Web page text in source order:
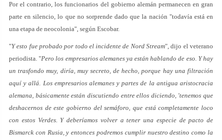
Por el contrario, los funcionarios del gobierno alemán permanecen en gran
parte en silencio, lo que no sorprende dado que la nación "todavía está en
una etapa de neocolonia", según Escobar.
"Y esto fue probado por todo el incidente de Nord Stream", dijo el veterano
periodista. "Pero los empresarios alemanes ya están hablando de eso. Y hay
un trasfondo muy, diría, muy secreto, de hecho, porque hay una filtración
aquí y allá. Los empresarios alemanes y partes de la antigua aristocracia
alemana, básicamente están discutiendo entre ellos diciendo, 'tenemos que
deshacernos de este gobierno del semáforo, que está completamente loco
con estos Verdes. Y deberíamos volver a tener una especie de pacto de
Bismarck con Rusia, y entonces podremos cumplir nuestro destino como la